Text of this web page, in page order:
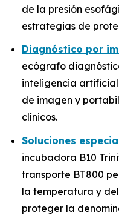
de la presión
estrategias de
Diagnóstico por
ecógrafo
inteligencia
de imagen y
clínicos.
Soluciones
incubadora B10
transporte BT800
la temperatura y
proteger la